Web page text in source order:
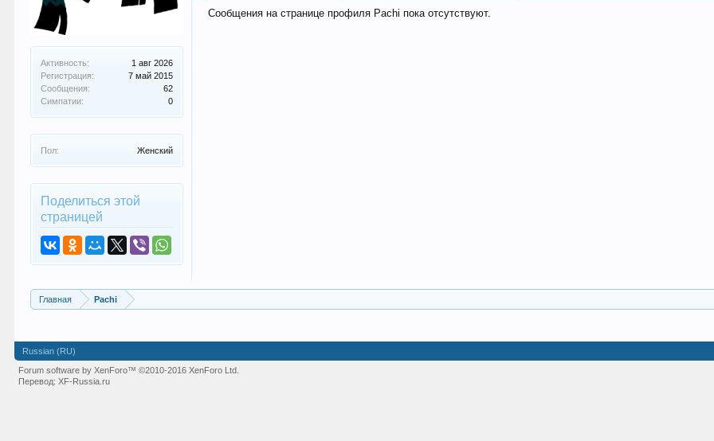
Активность:
1 авг 2026
Регистрация:
7 май 2015
Сообщения:
62
Симпатии:
0
Пол: Женский
Поделиться этой
страницей
Сообщения на странице профиля Pachi пока отсутствуют.
Главная Pachi
Russian (RU)
Forum software by XenForo™©2010-2016 XenForo Ltd.
Перевод:XF-Russia.ru